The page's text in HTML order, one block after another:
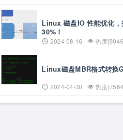
Linux 磁盘IO 性能优化，
30%！
2024-08-16 热度
Linux磁盘MBR格式转换
2024-04-30 热度